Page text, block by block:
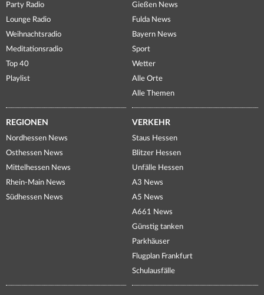
Party Radio
Lounge Radio
Weihnachtsradio
Meditationsradio
Top 40
Playlist
Gießen News
Fulda News
Bayern News
Sport
Wetter
Alle Orte
Alle Themen
REGIONEN
Nordhessen News
Osthessen News
Mittelhessen News
Rhein-Main News
Südhessen News
VERKEHR
Staus Hessen
Blitzer Hessen
Unfälle Hessen
A3 News
A5 News
A661 News
Günstig tanken
Parkhäuser
Flugplan Frankfurt
Schulausfälle